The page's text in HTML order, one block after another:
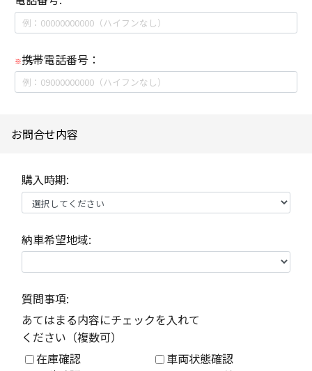
※携帯電話番号：
お問合せ内容
購入時期:
納車希望地域:
質問事項:
あてはまる内容にチェックを入れて
ください（複数可）
在庫確認
車両状態確認